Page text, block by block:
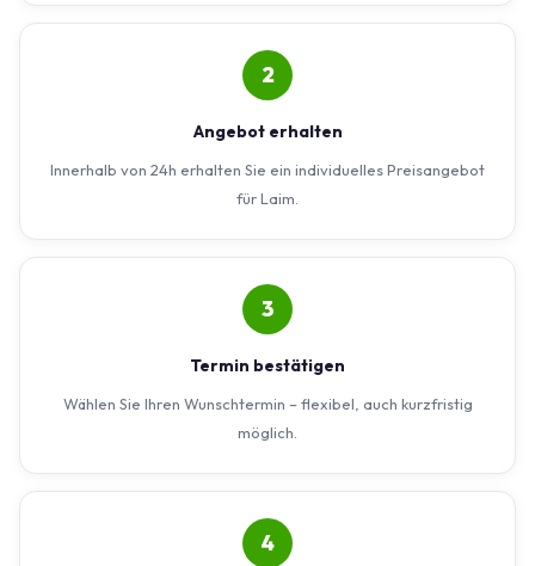
2
Angebot erhalten
Innerhalb von 24h erhalten Sie ein individuelles Preisangebot
für Laim.
3
Termin bestätigen
Wählen Sie Ihren Wunschtermin – flexibel, auch kurzfristig
möglich.
4